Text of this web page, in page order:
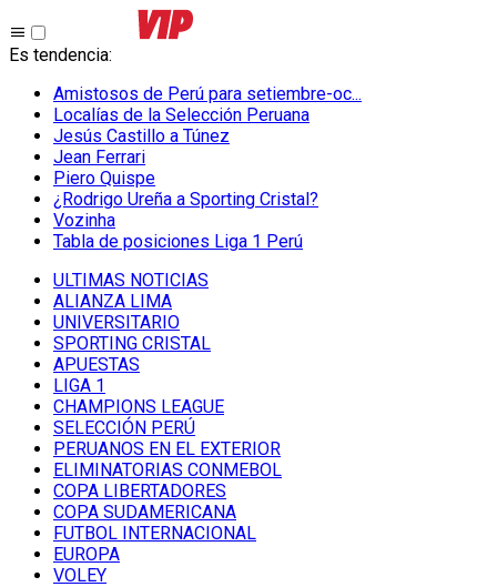
Es tendencia:
Amistosos de Perú para setiembre-oc...
Localías de la Selección Peruana
Jesús Castillo a Túnez
Jean Ferrari
Piero Quispe
¿Rodrigo Ureña a Sporting Cristal?
Vozinha
Tabla de posiciones Liga 1 Perú
ULTIMAS NOTICIAS
ALIANZA LIMA
UNIVERSITARIO
SPORTING CRISTAL
APUESTAS
LIGA 1
CHAMPIONS LEAGUE
SELECCIÓN PERÚ
PERUANOS EN EL EXTERIOR
ELIMINATORIAS CONMEBOL
COPA LIBERTADORES
COPA SUDAMERICANA
FUTBOL INTERNACIONAL
EUROPA
VOLEY